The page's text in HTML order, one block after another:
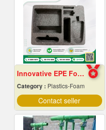
Innovative EPE Foam packaging
Category : Plastics-Foam
Contact seller